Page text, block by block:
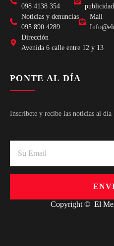
098 4138 354
Noticias y denuncias
095 890 4289
Mail
Dirección
Avenida 6 calle entre 12 y 13
PONTE AL DÍA
Inscríbete y recibe las noticias al día
Copyright © El